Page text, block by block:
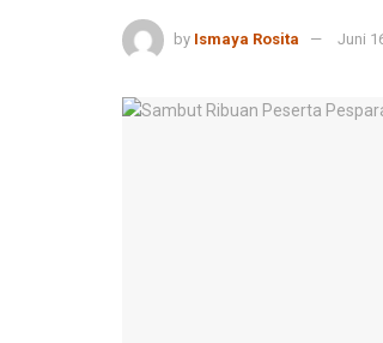
by Ismaya Rosita Juni